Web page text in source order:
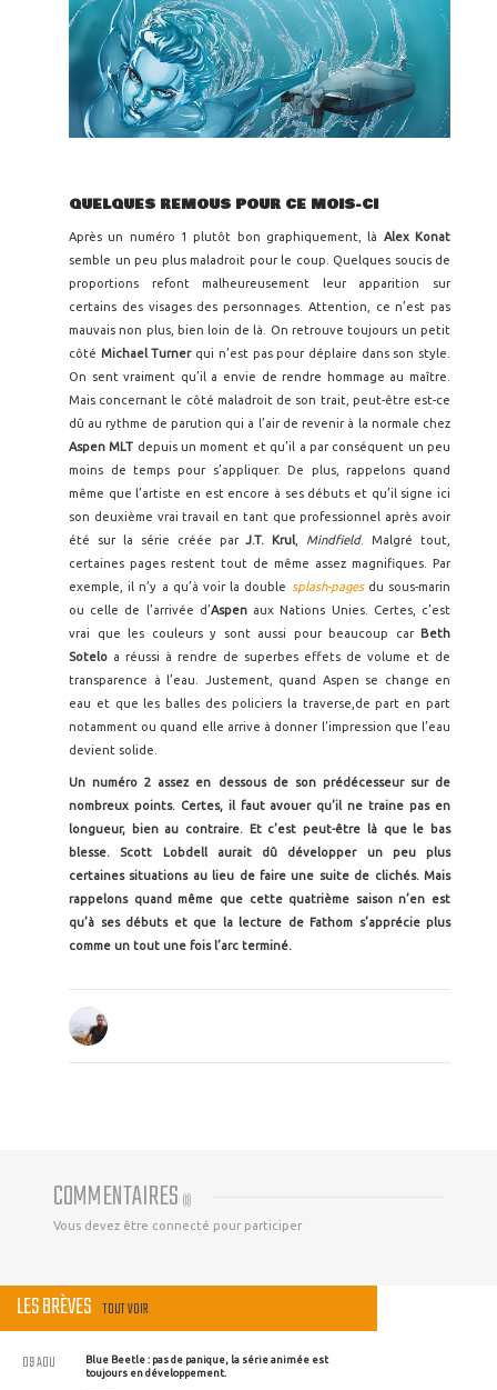
QUELQUES REMOUS POUR CE MOIS-CI
Après un numéro 1 plutôt bon graphiquement, là Alex Konat
semble un peu plus maladroit pour le coup. Quelques soucis de
proportions refont malheureusement leur apparition sur
certains des visages des personnages. Attention, ce n’est pas
mauvais non plus, bien loin de là. On retrouve toujours un petit
côté Michael Turnerqui n’est pas pour déplaire dans son style.
On sent vraiment qu’il a envie de rendre hommage au maître.
Mais concernant le côté maladroit de son trait, peut-être est-ce
dû au rythme de parution qui a l’air de revenir à la normale chez
Aspen MLT depuis un moment et qu’il a par conséquent un peu
moins de temps pour s’appliquer. De plus, rappelons quand
même que l’artiste en est encore à ses débuts et qu’il signe ici
son deuxième vrai travail en tant que professionnel après avoir
été sur la série créée parJ.T. Krul Mindfield. Malgré tout,
certaines pages restent tout de même assez magnifiques. Par
exemple, il n’y a qu’à voir la double splash-pagesdu sous-marin
ou celle de l’arrivée d’Aspenaux Nations Unies. Certes, c’est
vrai que les couleurs y sont aussi pour beaucoup car Beth
Sotelo a réussi à rendre de superbes effets de volume et de
transparence à l’eau. Justement, quand Aspen se change en
eau et que les balles des policiers la traverse,de part en part
notamment ou quand elle arrive à donner l’impression que l’eau
devient solide.
Un numéro 2 assez en dessous de son prédécesseur sur de
nombreux points. Certes, il faut avouer qu’il ne traine pas en
longueur, bien au contraire. Et c’est peut-être là que le bas
blesse. Scott Lobdell aurait dû développer un peu plus
certaines situations au lieu de faire une suite de clichés. Mais
rappelons quand même que cette quatrième saison n’en est
qu’à ses débuts et que la lecture de Fathom s’apprécie plus
comme un tout une fois l’arc terminé.
COMMENTAIRES (0)
Vous devez être connecté pour participer
LES BRÈVES TOUT VOIR
Blue Beetle : pas de panique, la série animée est
toujours en développement.
09 AOU